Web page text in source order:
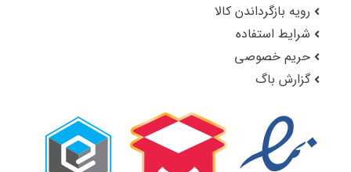
رویه بازگرداندن کالا
شرایط استفاده
حریم خصوصی
گزارش باگ